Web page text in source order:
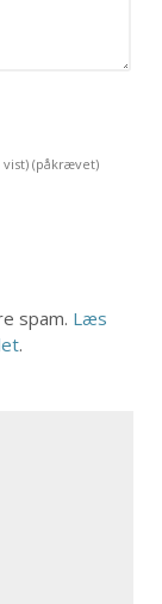
vist)(påkrævet)
spam. Læs
.